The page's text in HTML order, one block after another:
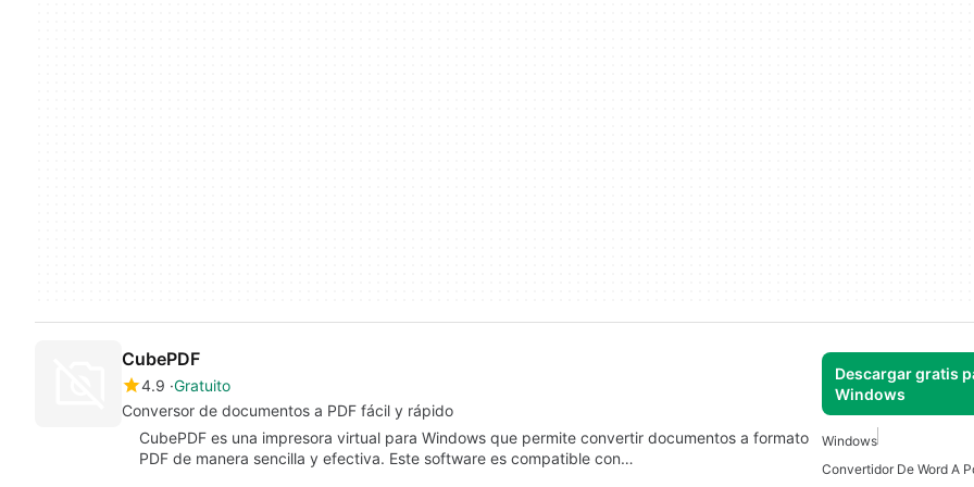
CubePDF
4.9 Gratuito
Conversor de documentos a PDF fácil y rápido
Descargar gratis
Windows
CubePDF es una impresora virtual para Windows que permite convertir documentos a formato
PDF de manera sencilla y efectiva. Este software es compatible con…
Windows